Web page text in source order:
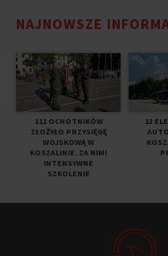
NAJNOWSZE
111 OCHOTNIKÓW
ZŁOŻYŁO PRZYSIĘGĘ
WOJSKOWĄ W
KOSZALINIE. ZA NIMI
INTENSYWNE
SZKOLENIE
13